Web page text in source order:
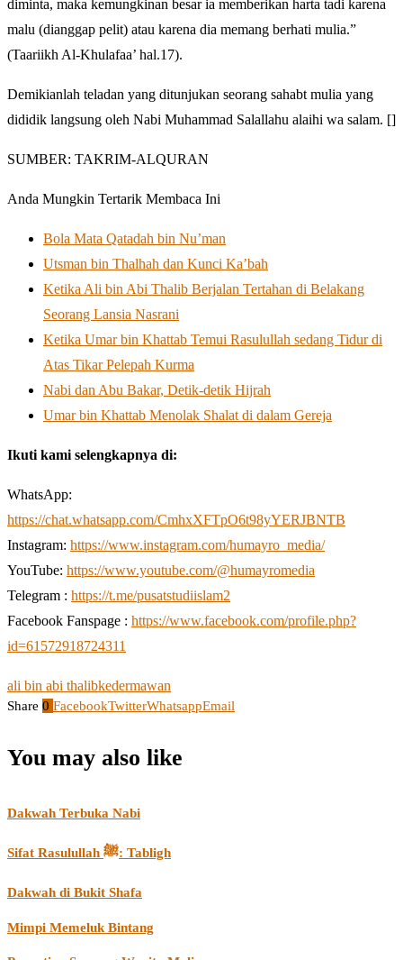
diminta, maka kemungkinan besar ia memberikan harta tadi karena
malu (dianggap pelit) atau karena dia memang berhati mulia.”
(Taariikh Al-Khulafaa’ hal.17).
Demikianlah teladan yang ditunjukan seorang sahabt mulia yang
dididik langsung oleh Nabi Muhammad Salallahu alaihi wa salam. []
SUMBER: TAKRIM-ALQURAN
Anda Mungkin Tertarik Membaca Ini
Bola Mata Qatadah bin Nu’man
Utsman bin Thalhah dan Kunci Ka’bah
Ketika Ali bin Abi Thalib Berjalan Tertahan di Belakang
Seorang Lansia Nasrani
Ketika Umar bin Khattab Temui Rasulullah sedang Tidur di
Atas Tikar Pelepah Kurma
Nabi dan Abu Bakar, Detik-detik Hijrah
Umar bin Khattab Menolak Shalat di dalam Gereja
Ikuti kami selengkapnya di:
WhatsApp:
https://chat.whatsapp.com/CmhxXFTpO6t98yYERJBNTB
Instagram: https://www.instagram.com/humayro_media/
YouTube: https://www.youtube.com/@humayromedia
Telegram : https://t.me/pusatstudiislam2
Facebook Fanspage : https://www.facebook.com/profile.php?
id=61572918724311
ali bin abi thalibkedermawan
Share 0 FacebookTwitterWhatsappEmail
You may also like
Dakwah Terbuka Nabi
Sifat Rasulullah ﷺ: Tabligh
Dakwah di Bukit Shafa
Mimpi Memeluk Bintang